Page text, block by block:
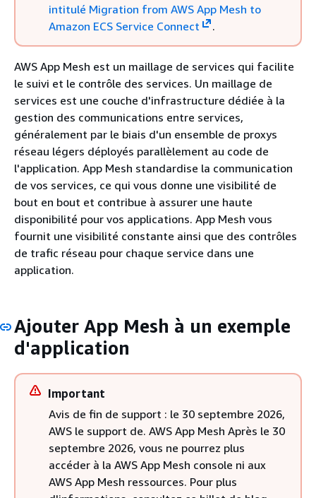
intitulé Migration from AWS App Mesh to
Amazon ECS Service Connect
.
AWS App Mesh est un maillage de services qui facilite
le suivi et le contrôle des services. Un maillage de
services est une couche d'infrastructure dédiée à la
gestion des communications entre services,
généralement par le biais d'un ensemble de proxys
réseau légers déployés parallèlement au code de
l'application. App Mesh standardise la communication
de vos services, ce qui vous donne une visibilité de
bout en bout et contribue à assurer une haute
disponibilité pour vos applications. App Mesh vous
fournit une visibilité constante ainsi que des contrôles
de trafic réseau pour chaque service dans une
application.
Ajouter App Mesh à un exemple
d'application
Important
Avis de fin de support : le 30 septembre 2026,
AWS le support de. AWS App Mesh Après le 30
septembre 2026, vous ne pourrez plus
accéder à la AWS App Mesh console ni aux
AWS App Mesh ressources. Pour plus